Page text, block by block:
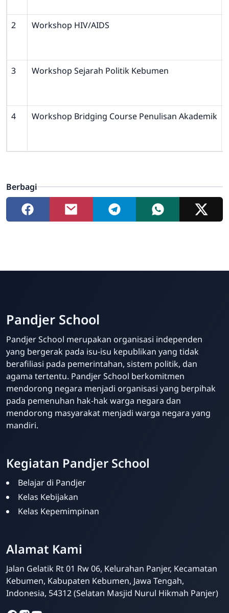
2 Workshop HIV/AIDS
3 Workshop Sejarah Politik Kebumen
4 Workshop Bridging Course Penulisan Akademik
Berbagi
Pandjer School
Pandjer School merupakan organisasi independen
yang bergerak pada isu-isu kepublikan yang tidak
berafiliasi pada pemerintahan, sistem politik, dan
agama tertentu. Pandjer School berkomitmen
mendorong negara menjadi organisasi yang berpihak
pada pemenuhan hak-hak warga negara dan
mendorong masyarakat menjadi warga negara yang
mandiri.
Kegiatan Pandjer School
Belajar di Pandjer
Kelas Kebijakan
Kelas Kepemimpinan
Alamat Kami
Jalan Gelatik Rt 01 Rw 06, Kelurahan Panjer, Kecamatan
Kebumen, Kabupaten Kebumen, Jawa Tengah,
Indonesia, 54312 (Selatan Masjid Nurul Hikmah Panjer)